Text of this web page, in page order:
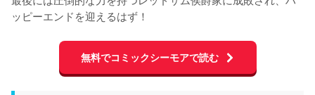
ッピーエンドを迎えるはず！
無料でコミックシーモアで読む